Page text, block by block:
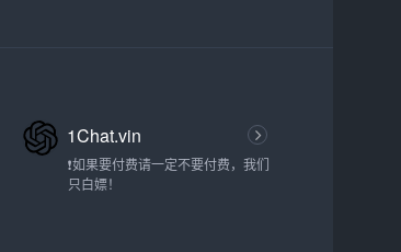
1Chat.vin
❗如果要付费请一定不要付费，我们
只白嫖！